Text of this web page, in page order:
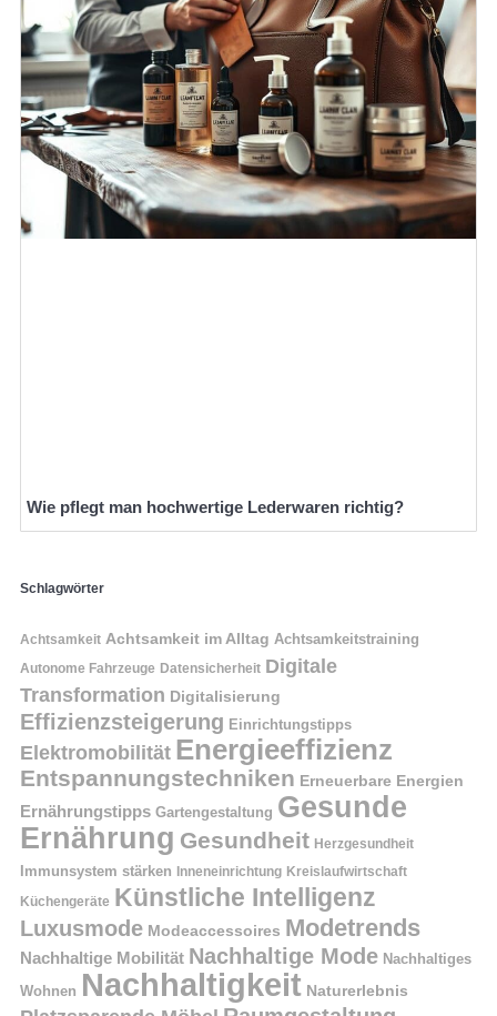
Wie pflegt man hochwertige Lederwaren richtig?
Schlagwörter
Achtsamkeit Achtsamkeit im Alltag Achtsamkeitstraining
Autonome Fahrzeuge Datensicherheit Digitale
Transformation Digitalisierung
Effizienzsteigerung Einrichtungstipps
Elektromobilität Energieeffizienz
Entspannungstechniken Erneuerbare Energien
Ernährungstipps Gartengestaltung Gesunde
Ernährung Gesundheit Herzgesundheit
Immunsystem stärken Inneneinrichtung Kreislaufwirtschaft
Küchengeräte Künstliche Intelligenz
Luxusmode Modeaccessoires Modetrends
Nachhaltige Mobilität Nachhaltige Mode Nachhaltiges
Wohnen Nachhaltigkeit Naturerlebnis